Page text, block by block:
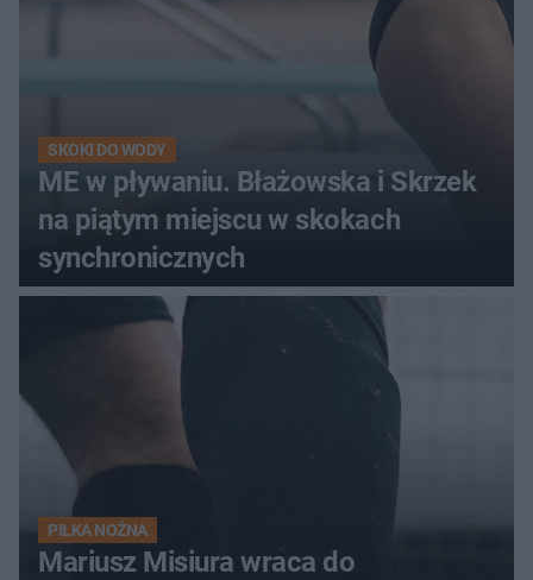
SKOKI DO WODY
ME w pływaniu. Błażowska i Skrzek
na piątym miejscu w skokach
synchronicznych
PIŁKA NOŻNA
Mariusz Misiura wraca do